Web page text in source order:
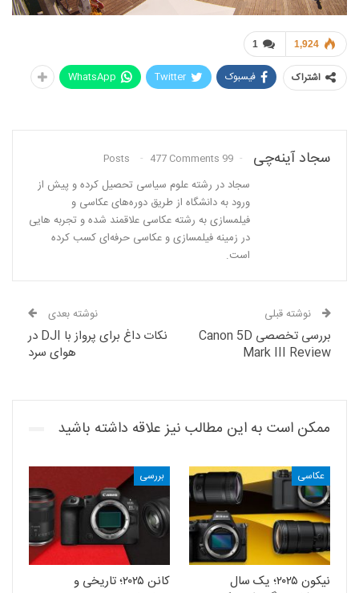
1 1,924
اشتراک فیسبوک Twitter
WhatsApp
سجاد آینه‌چی 99 Posts
477 Comments
سجاد در رشته علوم سیاسی تحصیل کرده و پیش از
ورود به دانشگاه از طریق دوره‌های عکاسی و
فیلمسازی به رشته عکاسی علاقمند شده و تجربه هایی
در زمینه فیلمسازی و عکاسی حرفه‌ای کسب کرده
است.
نوشته قبلی
بررسی تخصصی Canon 5D
Mark III Review
نوشته بعدی
نکات داغ برای پرواز با DJI در
هوای سرد
ممکن است به این مطالب نیز علاقه داشته باشید
عکاسی
نیکون ۲۰۲۵؛ یک سال
بررسی
کانن ۲۰۲۵؛ تاریخی و